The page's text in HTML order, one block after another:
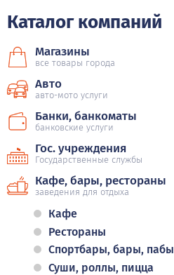
Каталог компаний
Магазины
все товары города
Авто
авто-мото услуги
Банки, банкоматы
банковские услуги
Гос. учреждения
Государственные службы
Кафе, бары, рестораны
заведения для отдыха
Кафе
Рестораны
Спортбары, бары, пабы
Суши, роллы, пицца